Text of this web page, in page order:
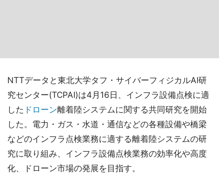
NTTデータと東北大学タフ・サイバーフィジカルAI研
究センター(TCPAI)は4月16日、インフラ設備点検に適
した ドローン離着陸システムに関する共同研究を開始
した。電力・ガス・水道・通信などの各種設備や橋梁
などのインフラ点検業務に適する離着陸システムの研
究に取り組み、インフラ設備点検業務の効率化や高度
化、ドローン市場の発展を目指す。